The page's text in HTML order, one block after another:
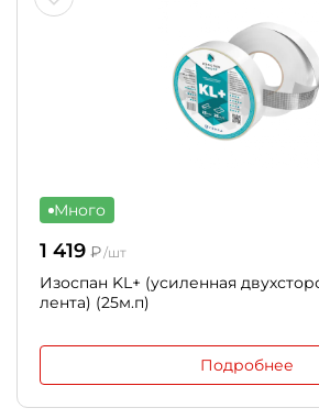
Много
1 419 ₽/шт
Изоспан KL+ (усиленная
лента) (25м.п)
Подробнее